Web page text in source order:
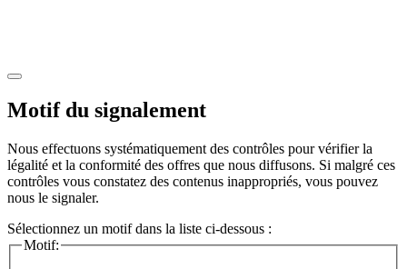
Motif du signalement
Nous effectuons systématiquement des contrôles pour vérifier la
légalité et la conformité des offres que nous diffusons. Si malgré ces
contrôles vous constatez des contenus inappropriés, vous pouvez
nous le signaler.
Sélectionnez un motif dans la liste ci-dessous :
Motif: